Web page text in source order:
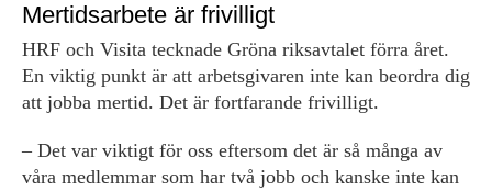
Mertidsarbete är frivilligt
HRF och Visita tecknade Gröna riksavtalet förra året.
En viktig punkt är att arbetsgivaren inte kan beordra dig
att jobba mertid. Det är fortfarande frivilligt.
– Det var viktigt för oss eftersom det är så många av
våra medlemmar som har två jobb och kanske inte kan